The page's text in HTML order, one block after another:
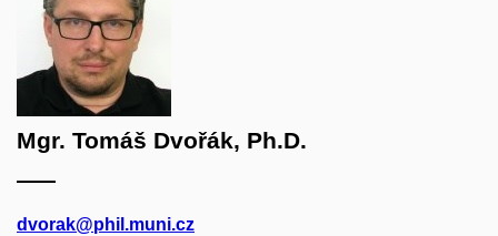
Mgr. Tomáš Dvořák, Ph.D.
dvorak@phil.muni.cz